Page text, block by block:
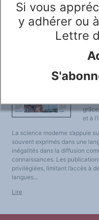
LES FONDAMENTAUX
Les acteurs du plurilinguisme
Langues et géopolitique - L'avenir
Multilinguismes et plurilinguismes
Politiques et droits linguistiques
Dynamique des langues
Langues, sciences et philosophie
Culture et industries culturelles
Economique et social
International
Accéder à la plateforme pour la
Accès à la banque de données
Accéder au site de l'OPA
ACTUALITÉS/EVENEMENTS
Actualités
Manifestations
Les victoires du plurilinguisme
Chroniques et humeurs
Morceaux choisis
Humour et plurilinguisme
2024,
Les
et à
La science moderne s’appuie
souvent exprimés dans une
inégalités dans la diffusion
connaissances. Les
privilégiées, limitant l’accès à
langues...
Lire
Si vous
y adhérer ou
Lettre